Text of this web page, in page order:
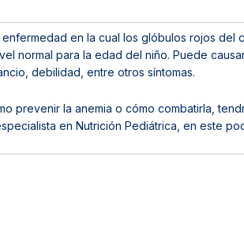
enfermedad en la cual los glóbulos rojos del
normal para la edad del niño. Puede
debilidad, entre otros síntomas.
prevenir la anemia o cómo combatirla,
en Nutrición Pediátrica, en este